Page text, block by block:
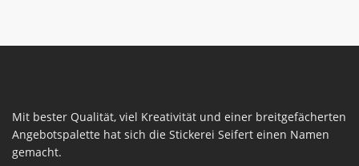
Mit bester Qualität, viel Kreativität und einer breitgefächerten
Angebotspalette hat sich die Stickerei Seifert einen Namen
gemacht.